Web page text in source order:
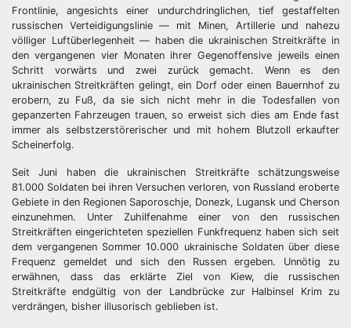
Frontlinie, angesichts einer undurchdringlichen, tief gestaffelten
russischen Verteidigungslinie — mit Minen, Artillerie und nahezu
völliger Luftüberlegenheit — haben die ukrainischen Streitkräfte in
den vergangenen vier Monaten ihrer Gegenoffensive jeweils einen
Schritt vorwärts und zwei zurück gemacht. Wenn es den
ukrainischen Streitkräften gelingt, ein Dorf oder einen Bauernhof zu
erobern, zu Fuß, da sie sich nicht mehr in die Todesfallen von
gepanzerten Fahrzeugen trauen, so erweist sich dies am Ende fast
immer als selbstzerstörerischer und mit hohem Blutzoll erkaufter
Scheinerfolg.
Seit Juni haben die ukrainischen Streitkräfte schätzungsweise
81.000 Soldaten bei ihren Versuchen verloren, von Russland eroberte
Gebiete in den Regionen Saporoschje, Donezk, Lugansk und Cherson
einzunehmen. Unter Zuhilfenahme einer von den russischen
Streitkräften eingerichteten speziellen Funkfrequenz haben sich seit
dem vergangenen Sommer 10.000 ukrainische Soldaten über diese
Frequenz gemeldet und sich den Russen ergeben. Unnötig zu
erwähnen, dass das erklärte Ziel von Kiew, die russischen
Streitkräfte endgültig von der Landbrücke zur Halbinsel Krim zu
verdrängen, bisher illusorisch geblieben ist.